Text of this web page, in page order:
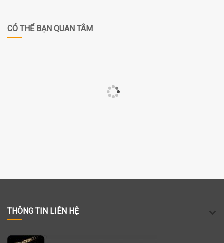
CÓ THỂ BẠN QUAN TÂM
THÔNG TIN LIÊN HỆ